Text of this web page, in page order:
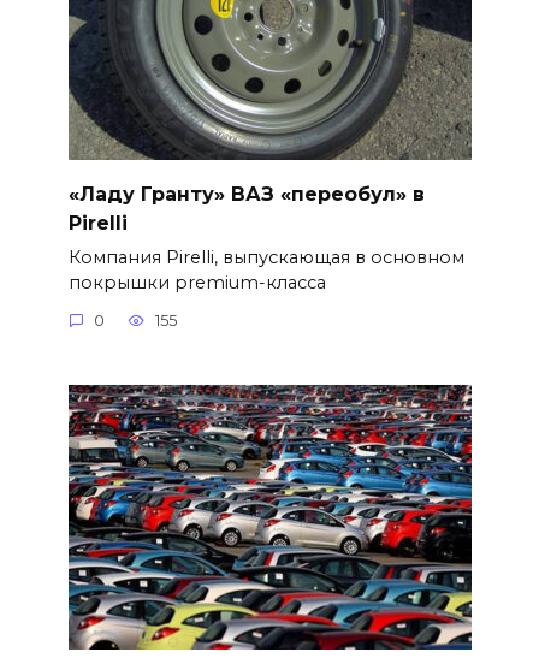
«Ладу Гранту» ВАЗ «переобул» в
Pirelli
Компания Pirelli, выпускающая в основном
покрышки premium-класса
0 155